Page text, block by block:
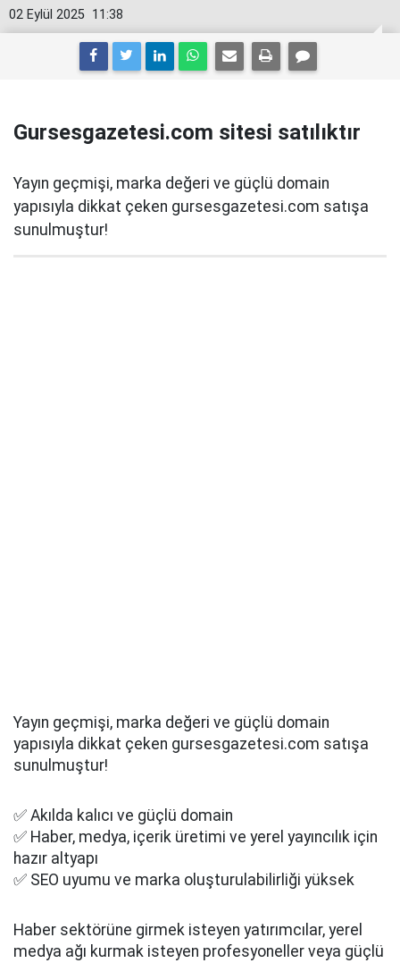
11:38
02 Eylül 2025
Gursesgazetesi.com sitesi satılıktır
Yayın geçmişi, marka değeri ve güçlü domain
yapısıyla dikkat çeken gursesgazetesi.com satışa
sunulmuştur!
Yayın geçmişi, marka değeri ve güçlü domain
yapısıyla dikkat çeken gursesgazetesi.com satışa
sunulmuştur!
✅ Akılda kalıcı ve güçlü domain
✅ Haber, medya, içerik üretimi ve yerel yayıncılık için
hazır altyapı
✅ SEO uyumu ve marka oluşturulabilirliği yüksek
Haber sektörüne girmek isteyen yatırımcılar, yerel
medya ağı kurmak isteyen profesyoneller veya güçlü